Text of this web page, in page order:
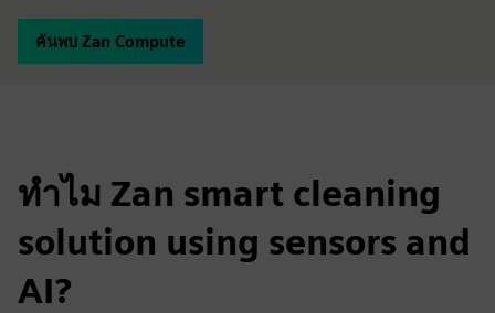
ค้นพบ Zan Compute
ทำไม Zan smart cleaning
solution using sensors and
AI?